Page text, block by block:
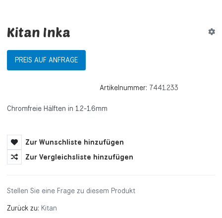
Kitan Inka
PREIS AUF ANFRAGE
Artikelnummer: 7441.233
Chromfreie Hälften in 1.2-1.6mm
Zur Wunschliste hinzufügen
Zur Vergleichsliste hinzufügen
Stellen Sie eine Frage zu diesem Produkt
Zurück zu: Kitan